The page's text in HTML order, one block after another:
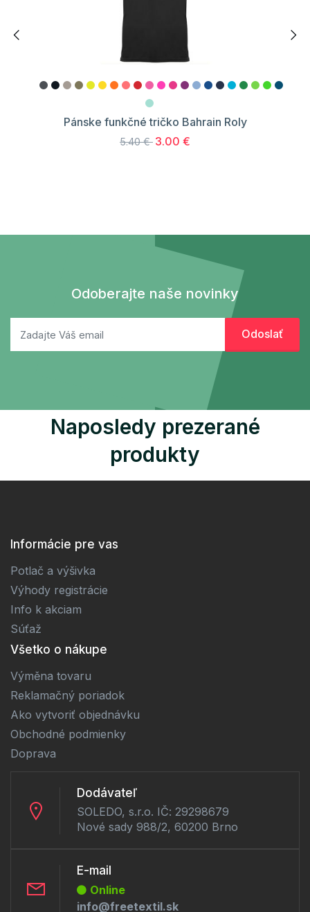
Pánske funkčné tričko Bahrain Roly
5.40 € 3.00 €
Odoberajte naše novinky
Naposledy prezerané
produkty
Informácie pre vas
Potlač a výšivka
Výhody registrácie
Info k akciam
Súťaž
Všetko o nákupe
Výměna tovaru
Reklamačný poriadok
Ako vytvoriť objednávku
Obchodné podmienky
Doprava
Dodávateľ
SOLEDO, s.r.o. IČ: 29298679
Nové sady 988/2, 60200 Brno
E-mail
Online
info@freetextil.sk